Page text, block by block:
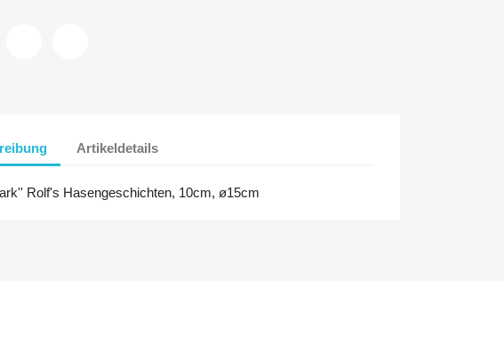
Artikeldetails
Rolf's Hasengeschichten, 10cm, ø15cm